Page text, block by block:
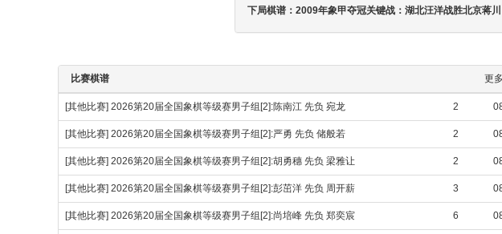
下局棋谱： 2009年象甲夺冠关键战：湖北汪洋战胜北京蒋川
比赛棋谱 更
[其他比赛] 2026第20届全国象棋等级赛男子组[2]:陈南江 先负 宛龙 2
[其他比赛] 2026第20届全国象棋等级赛男子组[2]:严勇 先负 储般若 2
[其他比赛] 2026第20届全国象棋等级赛男子组[2]:胡勇穗 先负 梁雅让 2
[其他比赛] 2026第20届全国象棋等级赛男子组[2]:彭茁洋 先负 周开薪 3
[其他比赛] 2026第20届全国象棋等级赛男子组[2]:尚培峰 先负 郑奕宸 6